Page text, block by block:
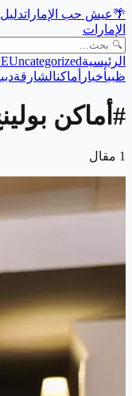
🌴عيش حب الإمارات
الإمارات
الرئيسيةUncategorized
ظبيأخبار أماكنالشارقةدبي
# أماكن
1 مقال